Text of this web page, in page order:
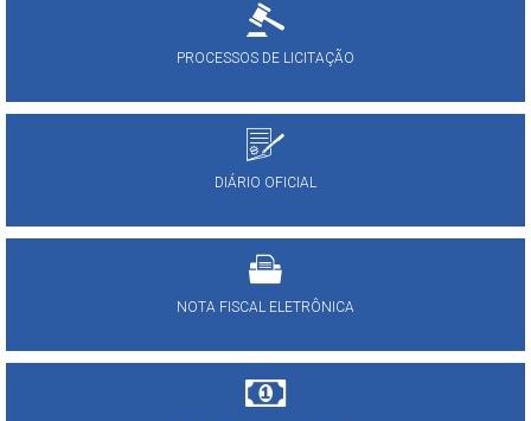
PROCESSOS DE LICITAÇÃO
DIÁRIO OFICIAL
NOTA FISCAL ELETRÔNICA